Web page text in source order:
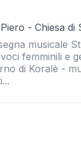
- Chiesa di
musicale
femminili e
di Koralè -